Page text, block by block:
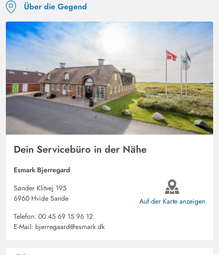
Über die Gegend
Dein Servicebüro in der Nähe
Esmark Bjerregard
Sønder Klitvej 195
6960 Hvide Sande
Telefon: 00 45 69 15 96 12
E-Mail: bjerregaard@esmark.dk
Auf der Karte anzeigen